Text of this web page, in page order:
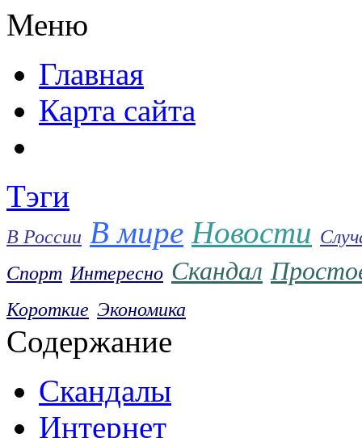
Меню
Главнaя
Карта caйта
Тэги
В России В мире Новости
Спорт Интересно Скандал
Короткие Экономика
Содержание
Скандалы
Интернeт